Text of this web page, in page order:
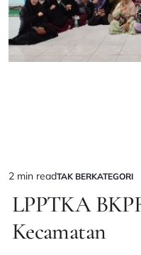
Estimated
read
time
2 min readPOSTED
IN
TAK BERKATEGORI
LPPTKA
Kecamatan